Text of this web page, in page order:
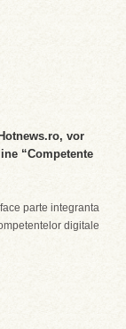
vor
“Competente
parte integranta
digitale